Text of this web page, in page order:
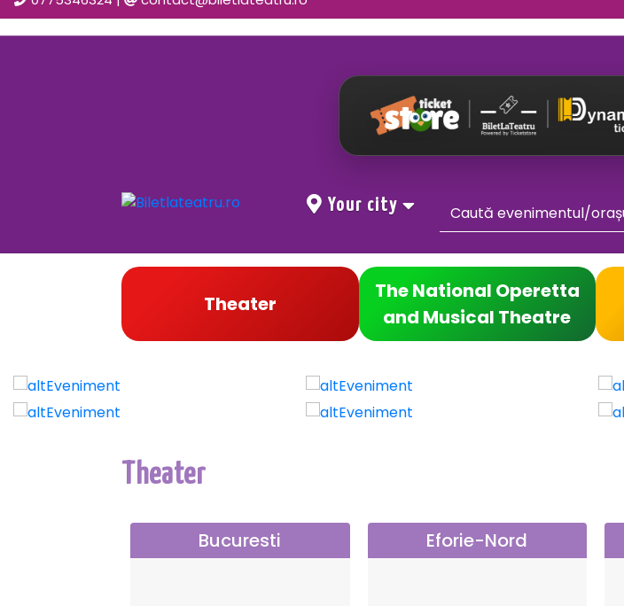
Your city
Theater
The National Operetta
and Musical Theatre
Theater
Bucuresti Eforie-Nord